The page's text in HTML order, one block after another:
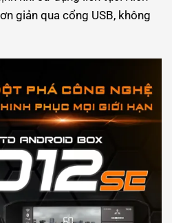
giản qua cổng USB, không